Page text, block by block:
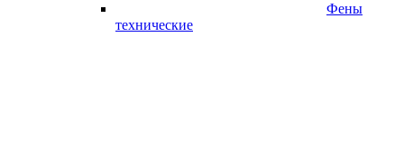
Фены
технические